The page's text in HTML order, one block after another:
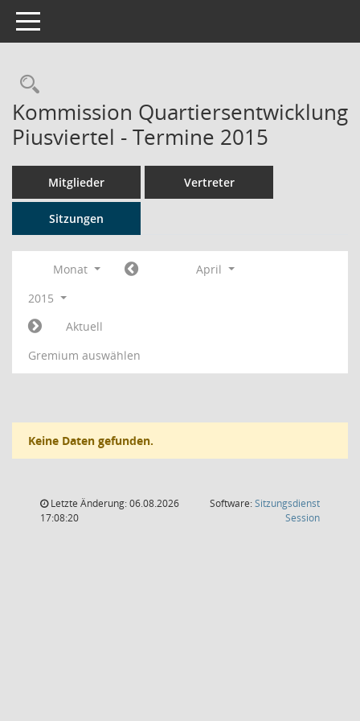
Toggle navigation
Rechercheauswahl
Kommission Quartiersentwicklung
Piusviertel - Termine 2015
Mitglieder Vertreter
Sitzungen
Monat
April
2015
Aktuell
Gremium auswählen
Keine Daten gefunden.
Letzte Änderung: 06.08.2026
17:08:20
Software:Sitzungsdienst
Session(Wird in